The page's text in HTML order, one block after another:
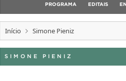
PROGRAMA EDITAIS
Início Simone Pieniz
SIMONE PIENIZ